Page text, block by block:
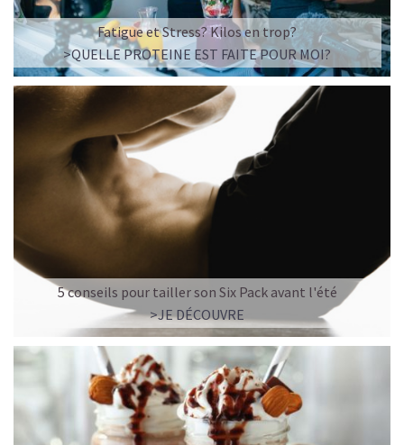
Fatigue et Stress? Kilos en trop?
>QUELLE PROTEINE EST FAITE POUR MOI?
5 conseils pour tailler son Six Pack avant l'été
>JE DÉCOUVRE